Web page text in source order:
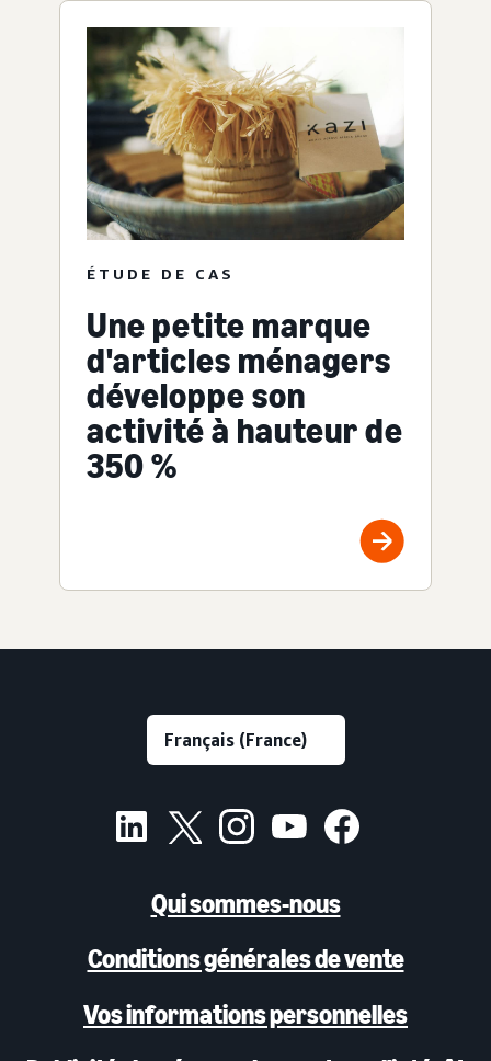
ÉTUDE DE CAS
Une petite marque
d'articles ménagers
développe son
activité à hauteur de
350 %
Qui sommes-nous
Conditions générales de vente
Vos informations personnelles